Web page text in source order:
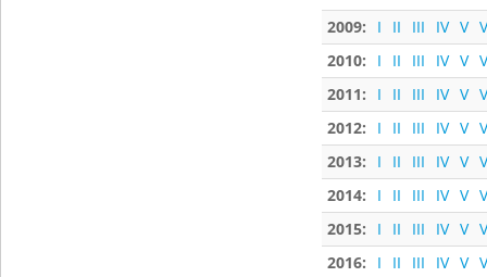
2009:
I II III IV V
2010:
I II III IV V
2011:
I II III IV V
2012:
I II III IV V
2013:
I II III IV V
2014:
I II III IV V
2015:
I II III IV V
2016:
I II III IV V